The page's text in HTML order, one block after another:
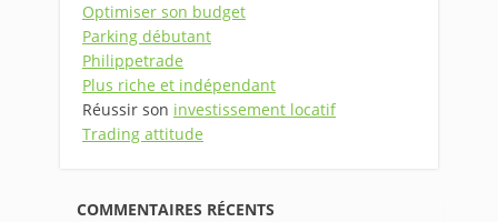
Optimiser son budget
Parking débutant
Philippetrade
Plus riche et indépendant
Réussir son investissement locatif
Trading attitude
COMMENTAIRES RÉCENTS